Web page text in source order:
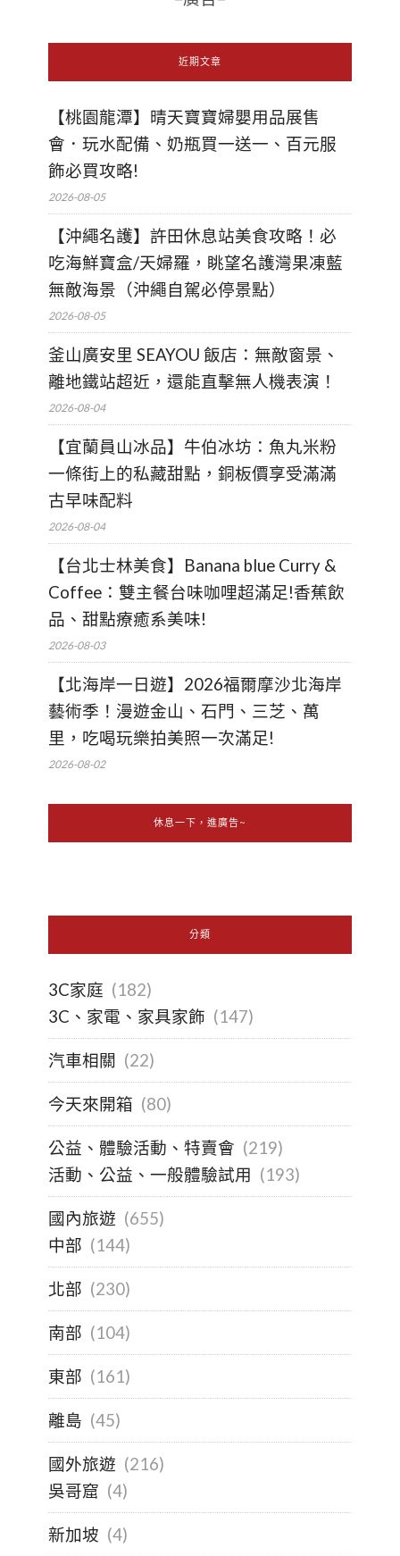
近期文章
【桃園龍潭】晴天寶寶婦嬰用品展售
會．玩水配備、奶瓶買一送一、百元服
飾必買攻略!
2026-08-05
【沖繩名護】許田休息站美食攻略！必
吃海鮮寶盒/天婦羅，眺望名護灣果凍藍
無敵海景（沖繩自駕必停景點）
2026-08-05
釜山廣安里 SEAYOU 飯店：無敵窗景、
離地鐵站超近，還能直擊無人機表演！
2026-08-04
【宜蘭員山冰品】牛伯冰坊：魚丸米粉
一條街上的私藏甜點，銅板價享受滿滿
古早味配料
2026-08-04
【台北士林美食】Banana blue Curry &
Coffee：雙主餐台味咖哩超滿足!香蕉飲
品、甜點療癒系美味!
2026-08-03
【北海岸一日遊】2026福爾摩沙北海岸
藝術季！漫遊金山、石門、三芝、萬
里，吃喝玩樂拍美照一次滿足!
2026-08-02
休息一下，進廣告~
分類
3C家庭 (182)
3C、家電、家具家飾 (147)
汽車相關 (22)
今天來開箱 (80)
公益、體驗活動、特賣會 (219)
活動、公益、一般體驗試用 (193)
國內旅遊 (655)
中部 (144)
北部 (230)
南部 (104)
東部 (161)
離島 (45)
國外旅遊 (216)
吳哥窟 (4)
新加坡 (4)